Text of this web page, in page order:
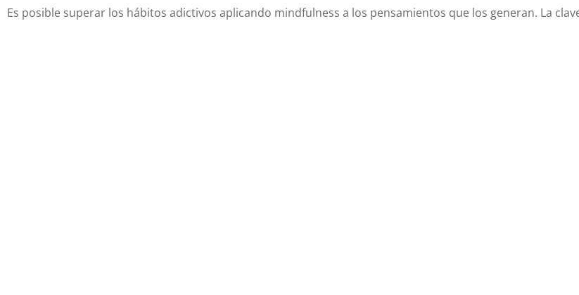
Es posible superar los hábitos adictivos aplicando mindfulness a los pensamientos que los generan. La